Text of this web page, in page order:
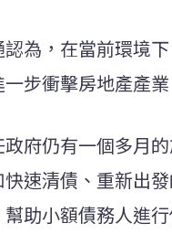
認為，在當前環境
步衝擊房地產產業
府仍有一個多月
快速清債、重新出
幫助小額債務人進